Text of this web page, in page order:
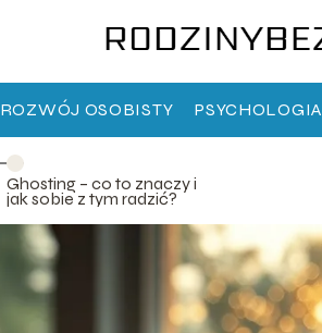
ROZWÓJ OSOBISTY PSYCHOLOGIA
Ghosting – co to znaczy i
jak sobie z tym radzić?